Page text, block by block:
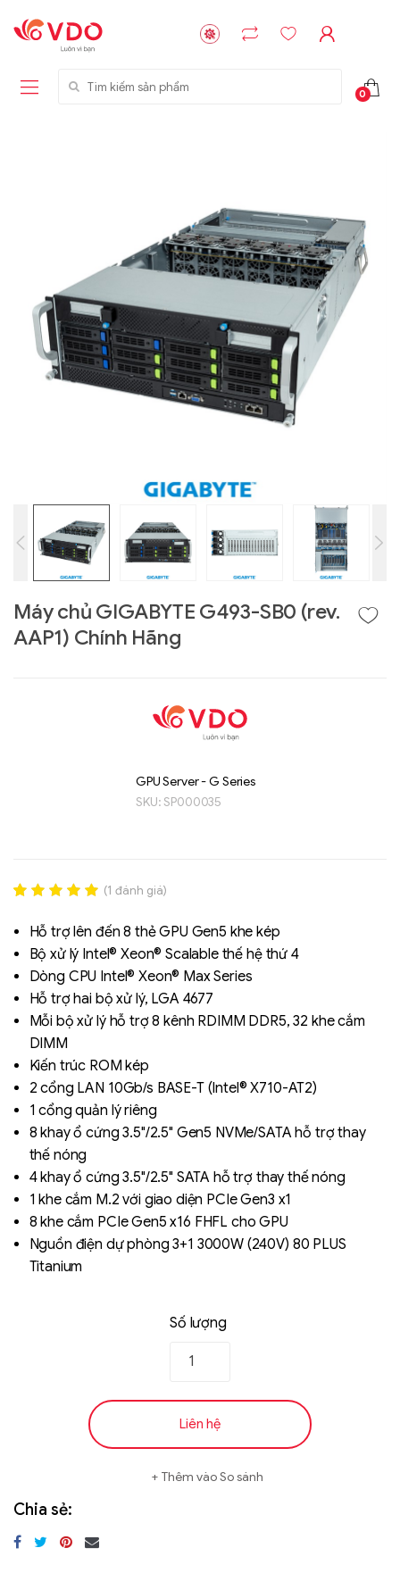
Tìm kiếm sản phẩm
0
Máy chủ GIGABYTE G493-SB0 (rev.
AAP1) Chính Hãng
GPU Server - G Series
SKU:SP000035
out of 5
based on
đánh giá
(1 đánh giá)
Hỗ trợ lên đến 8 thẻ GPU Gen5 khe kép
Bộ xử lý Intel® Xeon® Scalable thế hệ thứ 4
Dòng CPU Intel® Xeon® Max Series
Hỗ trợ hai bộ xử lý, LGA 4677
Mỗi bộ xử lý hỗ trợ 8 kênh RDIMM DDR5, 32 khe cắm
DIMM
Kiến trúc ROM kép
2 cổng LAN 10Gb/s BASE-T (Intel® X710-AT2)
1 cổng quản lý riêng
8 khay ổ cứng 3.5"/2.5" Gen5 NVMe/SATA hỗ trợ thay
thế nóng
4 khay ổ cứng 3.5"/2.5" SATA hỗ trợ thay thế nóng
1 khe cắm M.2 với giao diện PCIe Gen3 x1
8 khe cắm PCIe Gen5 x16 FHFL cho GPU
Nguồn điện dự phòng 3+1 3000W (240V) 80 PLUS
Titanium
Số lượng
Liên hệ
Thêm vào So sánh
Chia sẻ:
Liên hệ
SK hynix - DRAM
- GDDR - GDDR6
G593-ZD1 (rev.
AAX1)
AAP1)